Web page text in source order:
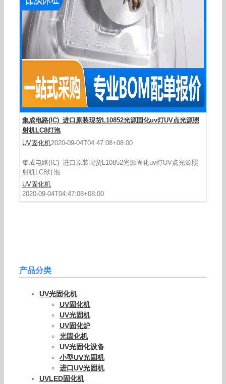
集成电路(IC)_进口原装现货L10852光源固化uv灯UV点光源照
射机LC8灯泡
UV固化机2020-09-04T04:47:08+08:00
集成电路(IC)_进口原装现货L10852光源固化uv灯UV点光源照
射机LC8灯泡
UV固化机
2020-09-04T04:47:08+08:00
产品分类
UV光固化机
UV固化机
UV光固机
UV固化炉
光固化机
UV光固化设备
小型UV光固机
进口UV光固机
UVLED固化机